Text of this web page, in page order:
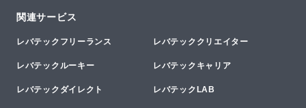
関連サービス
レバテックフリーランス レバテッククリエイター
レバテックルーキー レバテックキャリア
レバテックダイレクト レバテックLAB